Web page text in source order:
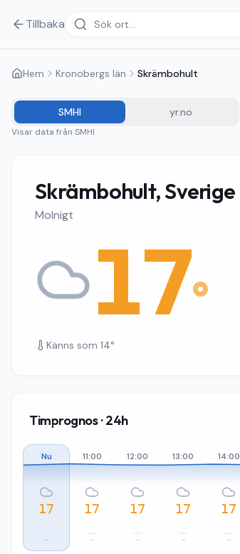
Tillbaka
Hem Kronobergs län Skrämbohult
SMHI yr.no
Visar data från SMHI
Skrämbohult, Sverige
Molnigt
17°
Känns som 14°
Timprognos · 24h
Nu
17
–
11:00
17
–
12:00
17
–
13:00
17
–
14:00
17
–